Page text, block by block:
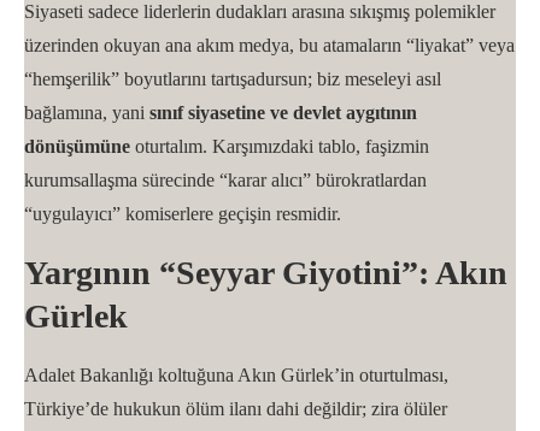
Siyaseti sadece liderlerin dudakları arasına sıkışmış polemikler
üzerinden okuyan ana akım medya, bu atamaların “liyakat” veya
“hemşerilik” boyutlarını tartışadursun; biz meseleyi asıl
bağlamına, yani sınıf siyasetine ve devlet aygıtının
dönüşümüne oturtalım. Karşımızdaki tablo, faşizmin
kurumsallaşma sürecinde “karar alıcı” bürokratlardan
“uygulayıcı” komiserlere geçişin resmidir.
Yargının “Seyyar Giyotini”: Akın
Gürlek
Adalet Bakanlığı koltuğuna Akın Gürlek’in oturtulması,
Türkiye’de hukukun ölüm ilanı dahi değildir; zira ölüler